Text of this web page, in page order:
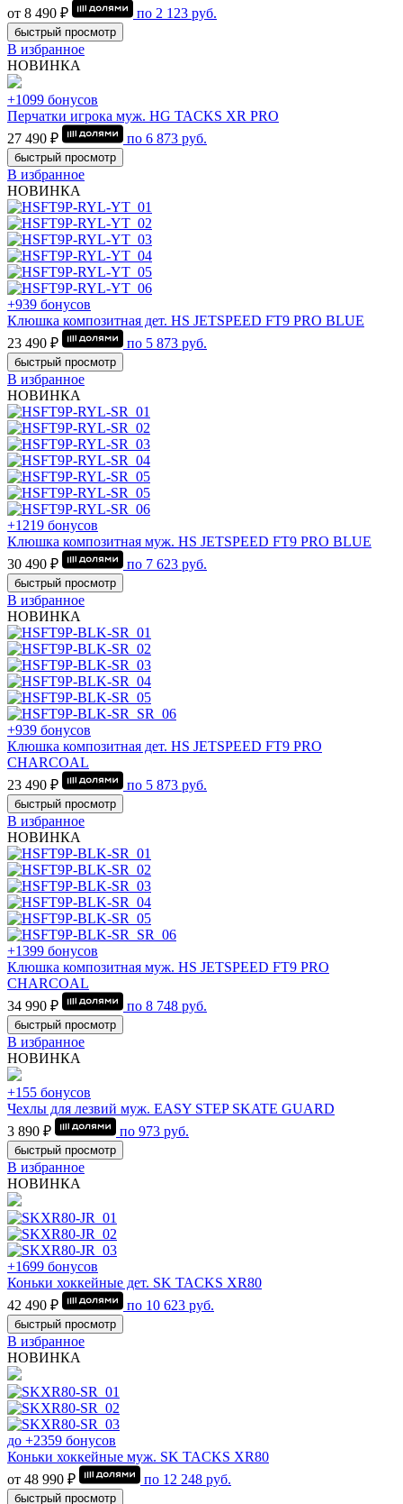
от 8 490 ₽
по 2 123 руб.
быстрый просмотр
В избранное
НОВИНКА
+1099 бонусов
Перчатки игрока муж. HG TACKS XR PRO
27 490 ₽
по 6 873 руб.
быстрый просмотр
В избранное
НОВИНКА
+939 бонусов
Клюшка композитная дет. HS JETSPEED FT9 PRO BLUE
23 490 ₽
по 5 873 руб.
быстрый просмотр
В избранное
НОВИНКА
+1219 бонусов
Клюшка композитная муж. HS JETSPEED FT9 PRO BLUE
30 490 ₽
по 7 623 руб.
быстрый просмотр
В избранное
НОВИНКА
+939 бонусов
Клюшка композитная дет. HS JETSPEED FT9 PRO
CHARCOAL
23 490 ₽
по 5 873 руб.
быстрый просмотр
В избранное
НОВИНКА
+1399 бонусов
Клюшка композитная муж. HS JETSPEED FT9 PRO
CHARCOAL
34 990 ₽
по 8 748 руб.
быстрый просмотр
В избранное
НОВИНКА
+155 бонусов
Чехлы для лезвий муж. EASY STEP SKATE GUARD
3 890 ₽
по 973 руб.
быстрый просмотр
В избранное
НОВИНКА
+1699 бонусов
Коньки хоккейные дет. SK TACKS XR80
42 490 ₽
по 10 623 руб.
быстрый просмотр
В избранное
НОВИНКА
до +2359 бонусов
Коньки хоккейные муж. SK TACKS XR80
от 48 990 ₽
по 12 248 руб.
быстрый просмотр